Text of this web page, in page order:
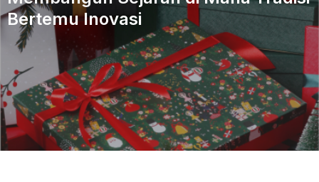
Bertemu Inovasi